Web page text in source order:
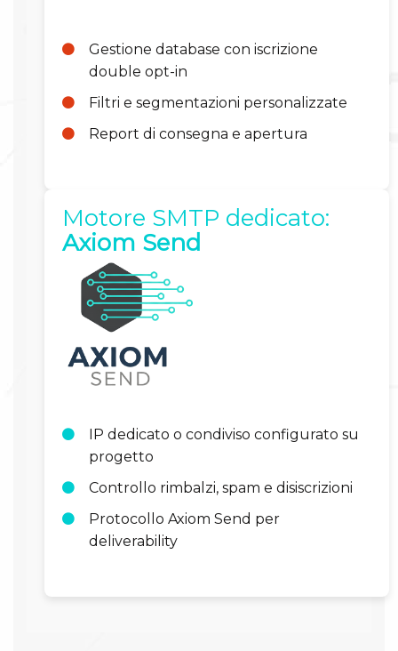
Gestione database con iscrizione
double opt-in
Filtri e segmentazioni personalizzate
Report di consegna e apertura
Motore SMTP dedicato:
Axiom Send
IP dedicato o condiviso configurato su
progetto
Controllo rimbalzi, spam e disiscrizioni
Protocollo Axiom Send per
deliverability